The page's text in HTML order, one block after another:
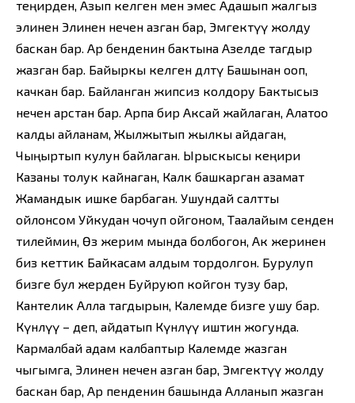
теңирден, Азып келген мен эмес Адашып жалгыз
элинен Элинен нечен азган бар, Эмгектүү жолду
баскан бар. Ар бенденин бактына Азелде тагдыр
жазган бар. Байыркы келген дөөлөтү Башынан ооп,
качкан бар. Байланган жипсиз колдору Бактысыз
нечен арстан бар. Арпа бир Аксай жайлаган, Алатоо
калды айланам, Жылжытып жылкы айдаган,
Чыңыртып кулун байлаган. Ырыскысы кеңири
Казаны толук кайнаган, Калк башкарган азамат
Жамандык ишке барбаган. Ушундай салтты
ойлонсом Уйкудан чочуп ойгоном, Таалайым сенден
тилеймин, Өз жерим мында болбогон, Ак жеринен
биз кеттик Байкасам алдым тордолгон. Бурулуп
бизге бул жерден Буйруюп койгон тузу бар,
Кантелик Алла тагдырын, Калемде бизге ушу бар.
Күнөөлүү – деп, айдатып Күнөөлүү иштин жогунда.
Кармалбай адам калбаптыр Калемде жазган
чыгымга, Элинен нечен азган бар, Эмгектүү жолду
баскан бар, Ар пенденин башында Алланып жазган